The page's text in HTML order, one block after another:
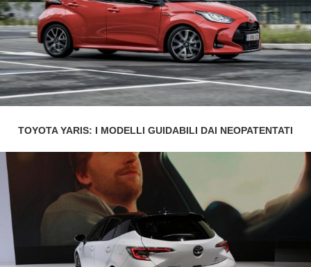
TOYOTA YARIS: I MODELLI GUIDABILI DAI NEOPATENTATI